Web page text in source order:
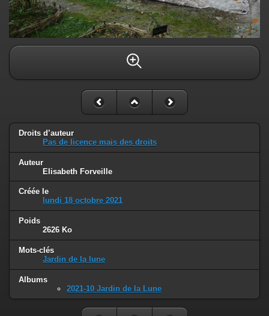
Droits d’auteur
Pas de licence mais des droits
Auteur
Elisabeth Forveille
Créée le
lundi 18 octobre 2021
Poids
2626 Ko
Mots-clés
Jardin de la lune
Albums
2021-10 Jardin de la Lune